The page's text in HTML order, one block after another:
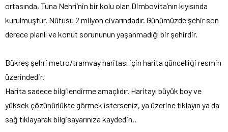
ortasında, Tuna Nehri’nin bir kolu olan Dimbovita’nın kıyısında
kurulmuştur. Nüfusu 2 milyon civarındadır. Günümüzde şehir son
derece planlı ve konut sorununun yaşanmadığı bir şehirdir.
Bükreş şehri metro/tramvay haritası için harita güncelliği resmin
üzerindedir.
Harita sadece bilgilendirme amaçlıdır. Haritayı büyük boy ve
yüksek çözünürlükte görmek isterseniz, ya üzerine tıklayın ya da
sağ tıklayarak bilgisayarınıza kaydedin..